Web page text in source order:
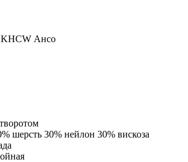
KHCW Ансо
шерсть 30% нейлон 30% вискоза